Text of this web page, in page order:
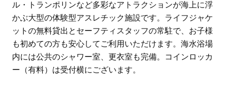
ル・トランポリンなど多彩なアトラクションが海上に浮
かぶ大型の体験型アスレチック施設です。ライフジャケ
ットの無料貸出とセーフティスタッフの常駐で、お子様
も初めての方も安心してご利用いただけます。海水浴場
内には公共のシャワー室、更衣室も完備。コインロッカ
ー（有料）は受付横にございます。